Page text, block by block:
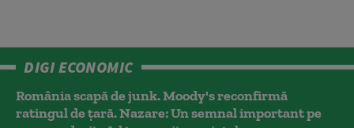
DIGI ECONOMIC
România scapă de junk. Moody's reconfirmă
ratingul de țară. Nazare: Un semnal important pe